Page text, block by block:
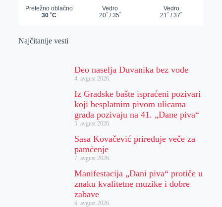
Najčitanije vesti
Deo naselja Duvanika bez vode
4. avgust 2026.
Iz Gradske bašte ispraćeni pozivari
koji besplatnim pivom ulicama
grada pozivaju na 41. „Dane piva“
5. avgust 2026.
Sasa Kovačević priređuje veče za
pamćenje
7. avgust 2026.
Manifestacija „Dani piva“ protiče u
znaku kvalitetne muzike i dobre
zabave
6. avgust 2026.